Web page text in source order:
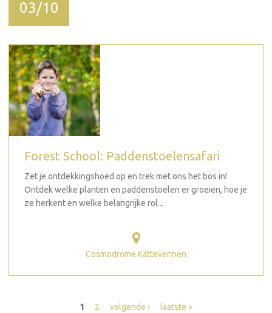
03/10
Forest School: Paddenstoelensafari
Zet je ontdekkingshoed op en trek met ons het bos in!
Ontdek welke planten en paddenstoelen er groeien, hoe je
ze herkent en welke belangrijke rol...
Cosmodrome Kattevennen
1 2 volgende › laatste »